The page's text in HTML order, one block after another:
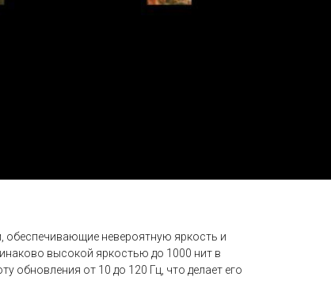
обеспечивающие невероятную яркость и
высокой яркостью до 1000 нит в
обновления от 10 до 120 Гц, что делает его